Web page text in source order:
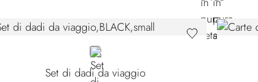
BLACK
Set di dadi da viaggio